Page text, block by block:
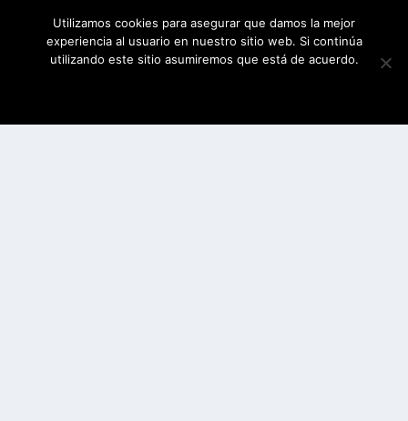
Utilizamos cookies para asegurar que damos la mejor
experiencia al usuario en nuestro sitio web. Si continúa
utilizando este sitio asumiremos que está de acuerdo.